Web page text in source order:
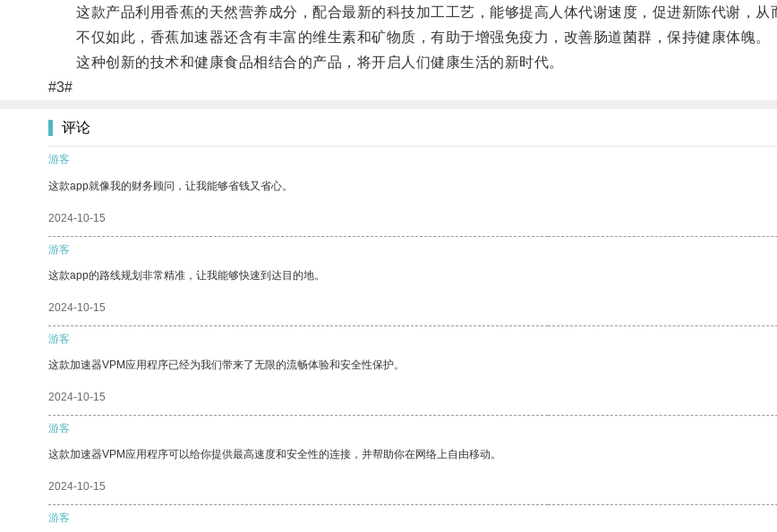
这款产品利用香蕉的天然营养成分，配合最新的科技加工工艺，能够提高人体代谢速度，促进新陈代谢，从
不仅如此，香蕉加速器还含有丰富的维生素和矿物质，有助于增强免疫力，改善肠道菌群，保持健康体魄。
这种创新的技术和健康食品相结合的产品，将开启人们健康生活的新时代。
#3#
评论
游客
这款app就像我的财务顾问，让我能够省钱又省心。
2024-10-15
游客
这款app的路线规划非常精准，让我能够快速到达目的地。
2024-10-15
游客
这款加速器VPM应用程序已经为我们带来了无限的流畅体验和安全性保护。
2024-10-15
游客
这款加速器VPM应用程序可以给你提供最高速度和安全性的连接，并帮助你在网络上自由移动。
2024-10-15
游客